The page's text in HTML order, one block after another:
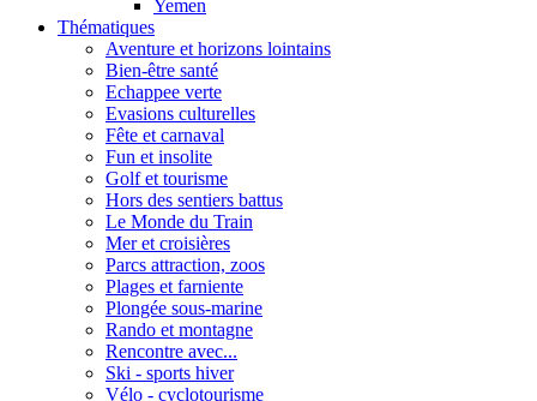
Yemen
Thématiques
Aventure et horizons lointains
Bien-être santé
Echappee verte
Evasions culturelles
Fête et carnaval
Fun et insolite
Golf et tourisme
Hors des sentiers battus
Le Monde du Train
Mer et croisières
Parcs attraction, zoos
Plages et farniente
Plongée sous-marine
Rando et montagne
Rencontre avec...
Ski - sports hiver
Vélo - cyclotourisme